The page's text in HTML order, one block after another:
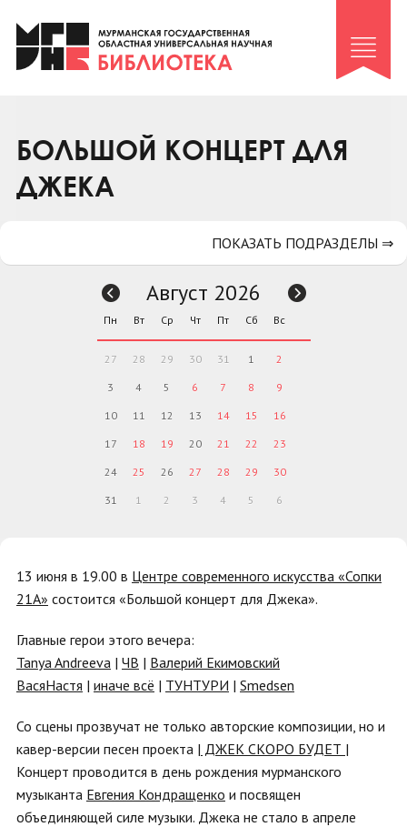
Клуб «Гиря и сельдерей»
Клуб «Семейный архив»
Коллегам
Контакты
БОЛЬШОЙ КОНЦЕРТ ДЛЯ
ДЖЕКА
13 июня в 19.00 в Центре современного искусства «Сопки
21А» состоится «Большой концерт для Джека».
Главные герои этого вечера:
Tanya Andreeva | ЧВ | Валерий Екимовский
ВасяНастя | иначе всё | ТУНТУРИ | Smedsen
Со сцены прозвучат не только авторские композиции, но и
кавер-версии песен проекта | ДЖЕК СКОРО БУДЕТ |
Концерт проводится в день рождения мурманского
музыканта Евгения Кондращенко и посвящен
объединяющей силе музыки. Джека не стало в апреле
ПОКАЗАТЬ ПОДРАЗДЕЛЫ ⇒
Август 2026
Пн Вт Ср Чт Пт Сб Вс
27 28 29 30 31 1 2
3 4 5 6 7 8 9
10 11 12 13 14 15 16
17 18 19 20 21 22 23
24 25 26 27 28 29 30
31 1 2 3 4 5 6